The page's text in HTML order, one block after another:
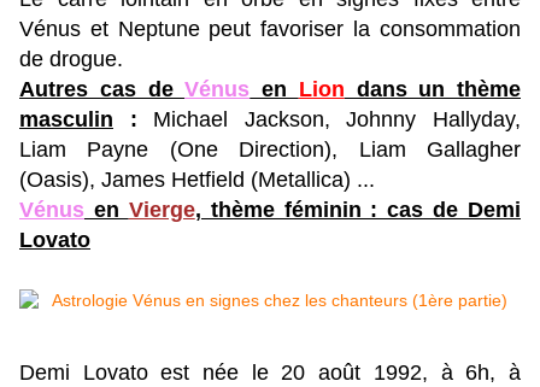
Vénus et Neptune peut favoriser la consommation
de drogue.
Autres cas deVénus en Lion dans un thème
masculin : Michael Jackson, Johnny Hallyday,
Liam Payne (One Direction), Liam Gallagher
(Oasis), James Hetfield (Metallica) ...
Vénus en Vierge, thème féminin : cas de Demi
Lovato
Demi Lovato est née le 20 août 1992, à 6h, à